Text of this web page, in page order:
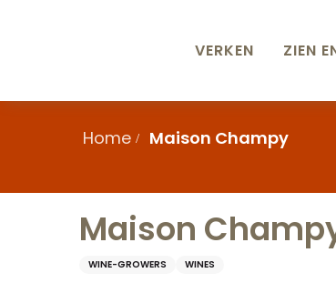
VERKEN ZIEN
Home Maison Champy
Maison
WINE-GROWERS WINES